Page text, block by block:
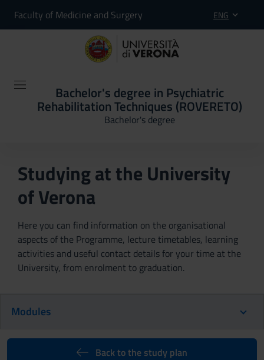
Faculty of Medicine and Surgery ENG
Bachelor's degree in Psychiatric
Rehabilitation Techniques (ROVERETO)
Bachelor's degree
Studying at the University
of Verona
Here you can find information on the organisational
aspects of the Programme, lecture timetables, learning
activities and useful contact details for your time at the
University, from enrolment to graduation.
Modules
Back to the study plan